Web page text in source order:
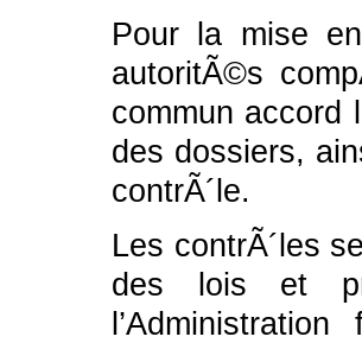
Pour la mise
autoritÃ©s
commun accord
des dossiers,
contrÃ´le.
Les contrÃ´les
des lois et